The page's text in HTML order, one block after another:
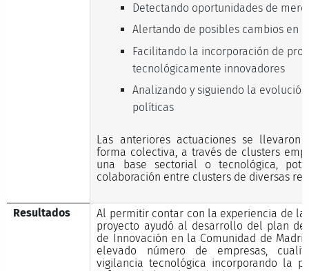
Detectando oportunidades de
Alertando de posibles cambios en
Facilitando la incorporación de
tecnológicamente innovadores
Analizando y siguiendo la
políticas
Las anteriores actuaciones se
forma colectiva, a través de clusters
una base sectorial o tecnológica,
colaboración entre clusters de diversas
Resultados
Al permitir contar con la experiencia de
proyecto ayudó al desarrollo del plan
de Innovación en la Comunidad de
elevado número de empresas,
vigilancia tecnológica incorporando la